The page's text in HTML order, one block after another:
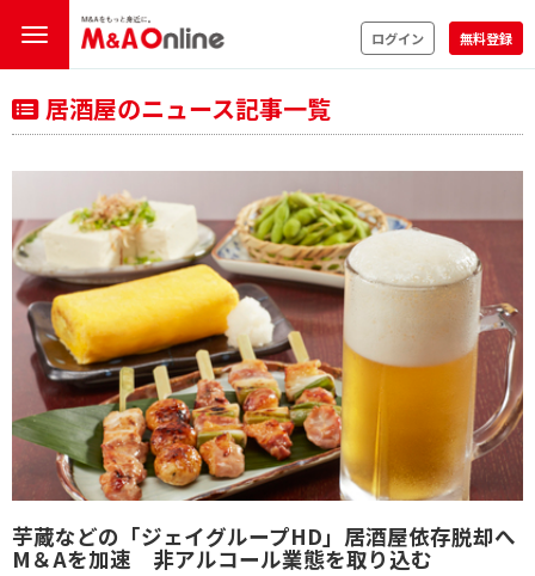
ログイン 無料登録
居酒屋のニュース記事一覧
芋蔵などの「ジェイグループHD」居酒屋依存脱却へ
M＆Aを加速 非アルコール業態を取り込む